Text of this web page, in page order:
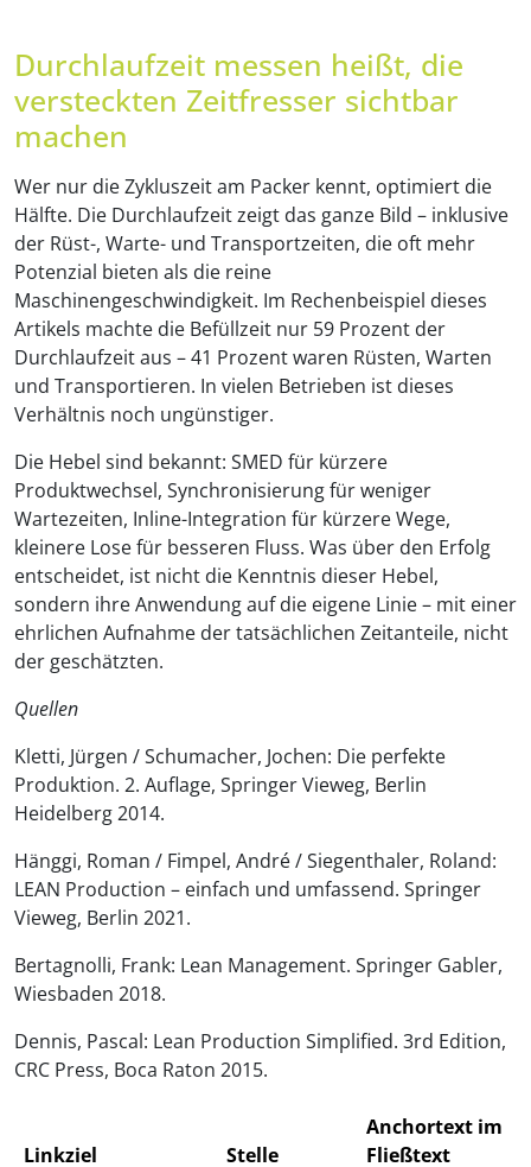
Durchlaufzeit messen heißt, die
versteckten Zeitfresser sichtbar
machen
Wer nur die Zykluszeit am Packer kennt, optimiert die
Hälfte. Die Durchlaufzeit zeigt das ganze Bild – inklusive
der Rüst-, Warte- und Transportzeiten, die oft mehr
Potenzial bieten als die reine
Maschinengeschwindigkeit. Im Rechenbeispiel dieses
Artikels machte die Befüllzeit nur 59 Prozent der
Durchlaufzeit aus – 41 Prozent waren Rüsten, Warten
und Transportieren. In vielen Betrieben ist dieses
Verhältnis noch ungünstiger.
Die Hebel sind bekannt: SMED für kürzere
Produktwechsel, Synchronisierung für weniger
Wartezeiten, Inline-Integration für kürzere Wege,
kleinere Lose für besseren Fluss. Was über den Erfolg
entscheidet, ist nicht die Kenntnis dieser Hebel,
sondern ihre Anwendung auf die eigene Linie – mit einer
ehrlichen Aufnahme der tatsächlichen Zeitanteile, nicht
der geschätzten.
Quellen
Kletti, Jürgen / Schumacher, Jochen: Die perfekte
Produktion. 2. Auflage, Springer Vieweg, Berlin
Heidelberg 2014.
Hänggi, Roman / Fimpel, André / Siegenthaler, Roland:
LEAN Production – einfach und umfassend. Springer
Vieweg, Berlin 2021.
Bertagnolli, Frank: Lean Management. Springer Gabler,
Wiesbaden 2018.
Dennis, Pascal: Lean Production Simplified. 3rd Edition,
CRC Press, Boca Raton 2015.
Linkziel Stelle
Anchortext im
Fließtext